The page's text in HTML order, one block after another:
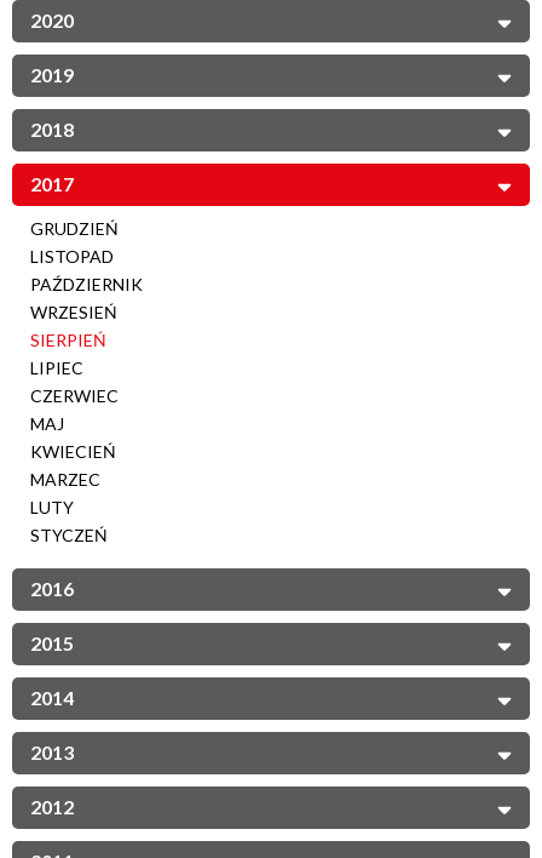
2020
2019
2018
2017
GRUDZIEŃ
LISTOPAD
PAŹDZIERNIK
WRZESIEŃ
SIERPIEŃ
LIPIEC
CZERWIEC
MAJ
KWIECIEŃ
MARZEC
LUTY
STYCZEŃ
2016
2015
2014
2013
2012